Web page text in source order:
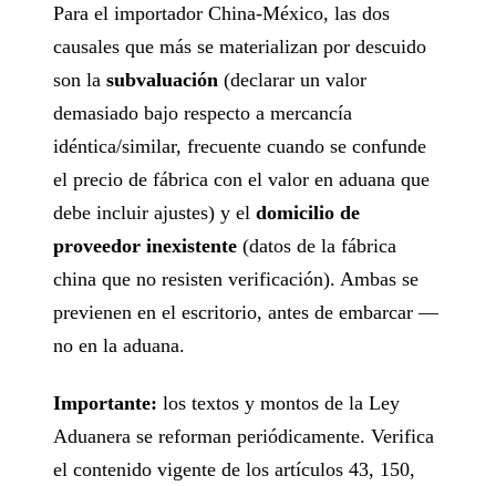
Para el importador China-México, las dos
causales que más se materializan por descuido
son la subvaluación (declarar un valor
demasiado bajo respecto a mercancía
idéntica/similar, frecuente cuando se confunde
el precio de fábrica con el valor en aduana que
debe incluir ajustes) y el domicilio de
proveedor inexistente (datos de la fábrica
china que no resisten verificación). Ambas se
previenen en el escritorio, antes de embarcar —
no en la aduana.
Importante: los textos y montos de la Ley
Aduanera se reforman periódicamente. Verifica
el contenido vigente de los artículos 43, 150,